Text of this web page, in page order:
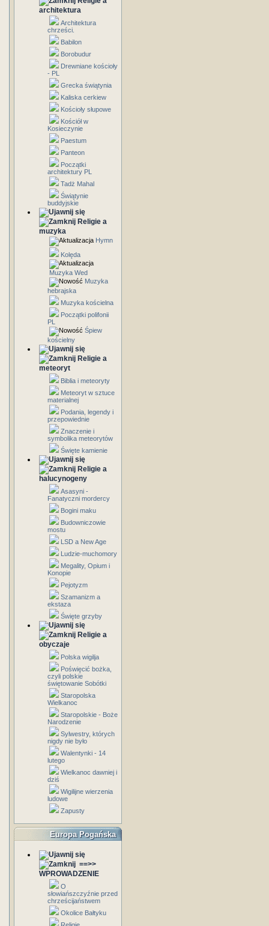
architektura
Architektura
chrześci.
Babilon
Borobudur
Drewniane kościoły
- PL
Grecka świątynia
Kaliska cerkiew
Kościoły słupowe
Kościół w
Kosieczynie
Paestum
Panteon
Początki
architektury PL
Tadż Mahal
Świątynie
buddyjskie
Religie a
muzyka
Hymn
Kolęda
Muzyka Wed
Muzyka
hebrajska
Muzyka kościelna
Początki polifonii
PL
Śpiew
kościelny
Religie a
meteoryt
Biblia i meteoryty
Meteoryt w sztuce
materialnej
Podania, legendy i
przepowiednie
Znaczenie i
symbolika meteorytów
Święte kamienie
Religie a
halucynogeny
Asasyni -
Fanatyczni mordercy
Bogini maku
Budowniczowie
mostu
LSD a New Age
Ludzie-muchomory
Megality, Opium i
Konopie
Pejotyzm
Szamanizm a
ekstaza
Święte grzyby
Religie a
obyczaje
Polska wigilja
Poświęcić bożka,
czyli polskie
świętowanie Sobótki
Staropolska
Wielkanoc
Staropolskie - Boże
Narodzenie
Sylwestry, których
nigdy nie było
Walentynki - 14
lutego
Wielkanoc dawniej i
dziś
Wigilijne wierzenia
ludowe
Zapusty
Europa Pogańska
==>>
WPROWADZENIE
O
słowiańszczyźnie przed
chrześcijaństwem
Okolice Bałtyku